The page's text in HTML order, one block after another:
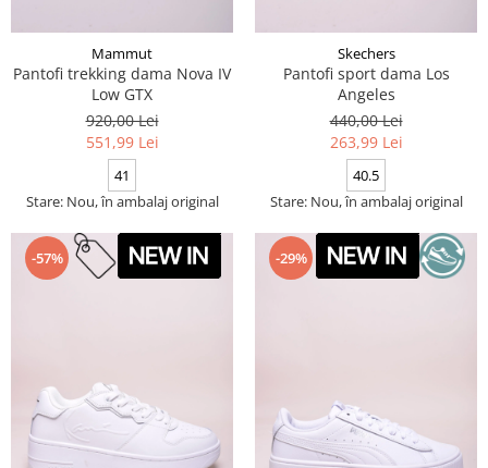
Mammut
Pantofi trekking dama Nova IV
Low GTX
920,00 Lei
551,99 Lei
41
Stare: Nou, în ambalaj original
Skechers
Pantofi sport dama Los
Angeles
440,00 Lei
263,99 Lei
40.5
Stare: Nou, în ambalaj original
-57% -29%